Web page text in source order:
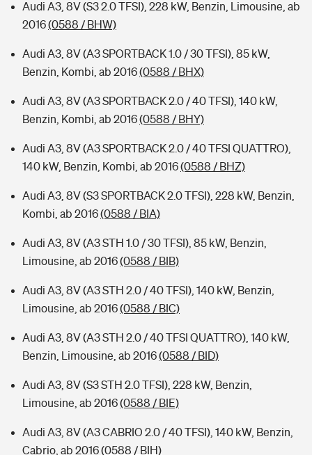
Audi A3, 8V (S3 2.0 TFSI), 228 kW, Benzin, Limousine, ab
2016(0588 / BHW)
Audi A3, 8V (A3 SPORTBACK 1.0 / 30 TFSI), 85 kW,
Benzin, Kombi, ab 2016(0588 / BHX)
Audi A3, 8V (A3 SPORTBACK 2.0 / 40 TFSI), 140 kW,
Benzin, Kombi, ab 2016(0588 / BHY)
Audi A3, 8V (A3 SPORTBACK 2.0 / 40 TFSI QUATTRO),
140 kW, Benzin, Kombi, ab 2016(0588 / BHZ)
Audi A3, 8V (S3 SPORTBACK 2.0 TFSI), 228 kW, Benzin,
Kombi, ab 2016(0588 / BIA)
Audi A3, 8V (A3 STH 1.0 / 30 TFSI), 85 kW, Benzin,
Limousine, ab 2016(0588 / BIB)
Audi A3, 8V (A3 STH 2.0 / 40 TFSI), 140 kW, Benzin,
Limousine, ab 2016(0588 / BIC)
Audi A3, 8V (A3 STH 2.0 / 40 TFSI QUATTRO), 140 kW,
Benzin, Limousine, ab 2016(0588 / BID)
Audi A3, 8V (S3 STH 2.0 TFSI), 228 kW, Benzin,
Limousine, ab 2016(0588 / BIE)
Audi A3, 8V (A3 CABRIO 2.0 / 40 TFSI), 140 kW, Benzin,
Cabrio, ab 2016(0588 / BIH)